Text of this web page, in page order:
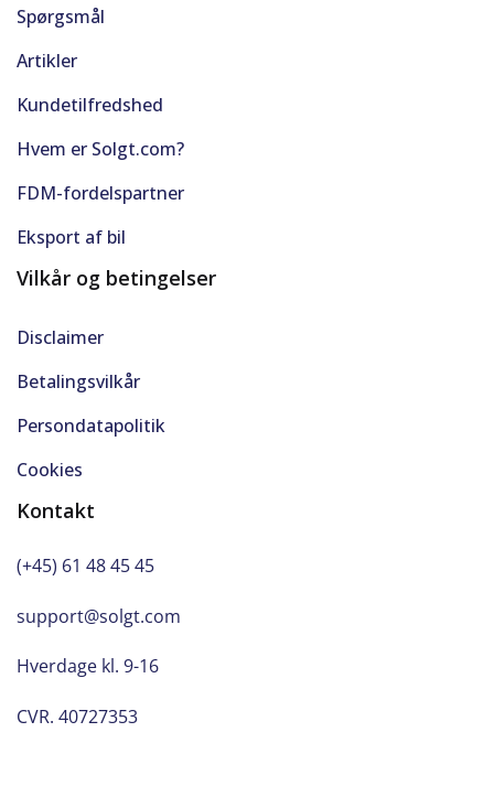
Spørgsmål
Artikler
Kundetilfredshed
Hvem er Solgt.com?
FDM-fordelspartner
Eksport af bil
Vilkår og betingelser
Disclaimer
Betalingsvilkår
Persondatapolitik
Cookies
Kontakt
(+45) 61 48 45 45
support@solgt.com
Hverdage kl. 9-16
CVR. 40727353